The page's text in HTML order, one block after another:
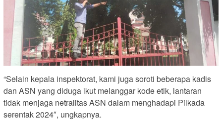
“Selain kepala inspektorat, kami juga soroti beberapa kadis
dan ASN yang diduga ikut melanggar kode etik, lantaran
tidak menjaga netralitas ASN dalam menghadapi Pilkada
serentak 2024″, ungkapnya.